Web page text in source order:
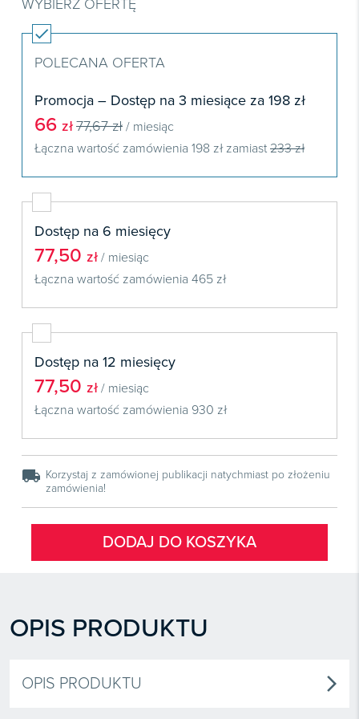
Książki
E-booki
Czasopisma
Książki
E-booki
INFORLEX
Czasopisma
E-wydania
Prawo gospodarcze
Czasopisma
Prawo dla każdego 
Czasopisma
E-wydania
Książki
Webinaria
WYBIERZ OFERTĘ
POLECANA OFERTA
Promocja – Dostęp na 3 miesiące za 198 zł
66 zł77,67 zł / miesiąc
Łączna wartość zamówienia 198 zł zamiast 233 zł
Dostęp na 6 miesięcy
77,50 zł / miesiąc
Łączna wartość zamówienia 465 zł
Dostęp na 12 miesięcy
77,50 zł / miesiąc
Łączna wartość zamówienia 930 zł
local_shipping Korzystaj z zamówionej publikacji natychmiast po złożeniu
zamówienia!
DODAJ DO KOSZYKA
OPIS PRODUKTU
OPIS PRODUKTU arrow_forward_ios